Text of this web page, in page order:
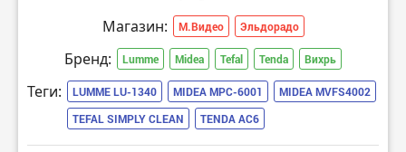
Магазин: М.Видео Эльдорадо
Бренд: Lumme Midea Tefal Tenda Вихрь
Теги: LUMME LU-1340 MIDEA MPC-6001
MIDEA MVFS4002
TEFAL SIMPLY CLEAN
TENDA AC6